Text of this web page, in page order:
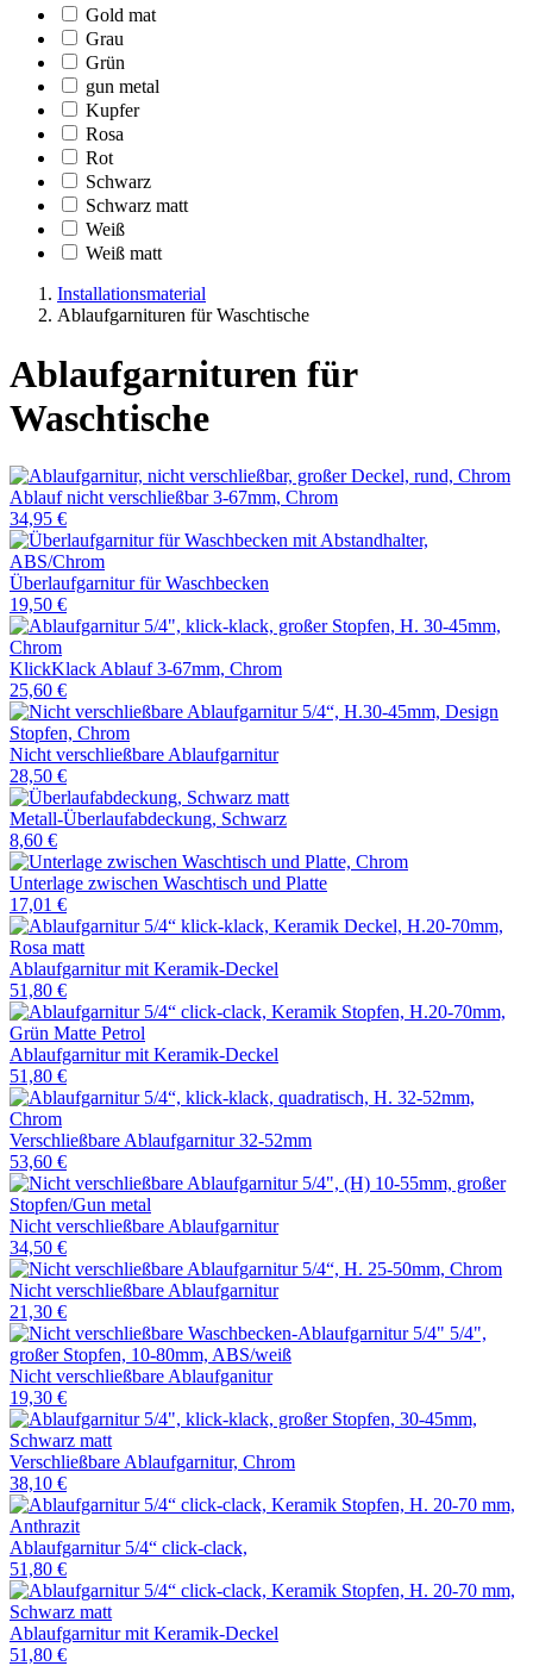
Gold mat
Grau
Grün
gun metal
Kupfer
Rosa
Rot
Schwarz
Schwarz matt
Weiß
Weiß matt
Installationsmaterial
Ablaufgarnituren für Waschtische
Ablaufgarnituren für
Waschtische
Ablauf nicht verschließbar 3-67mm, Chrom
34,95 €
Überlaufgarnitur für Waschbecken
19,50 €
KlickKlack Ablauf 3-67mm, Chrom
25,60 €
Nicht verschließbare Ablaufgarnitur
28,50 €
Metall-Überlaufabdeckung, Schwarz
8,60 €
Unterlage zwischen Waschtisch und Platte
17,01 €
Ablaufgarnitur mit Keramik-Deckel
51,80 €
Ablaufgarnitur mit Keramik-Deckel
51,80 €
Verschließbare Ablaufgarnitur 32-52mm
53,60 €
Nicht verschließbare Ablaufgarnitur
34,50 €
Nicht verschließbare Ablaufgarnitur
21,30 €
Nicht verschließbare Ablaufganitur
19,30 €
Verschließbare Ablaufgarnitur, Chrom
38,10 €
Ablaufgarnitur 5/4“ click-clack,
51,80 €
Ablaufgarnitur mit Keramik-Deckel
51,80 €